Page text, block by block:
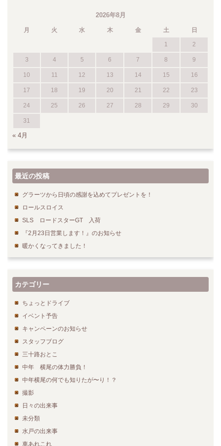
2026年8月
月 火 水 木 金 土 日
1 2
3 4 5 6 7 8 9
10 11 12 13 14 15 16
17 18 19 20 21 22 23
24 25 26 27 28 29 30
31
« 4月
最近の投稿
グラーツから日頃の感謝を込めてプレゼントを！
ロールスロイス
SLS ロードスターGT 入荷
『2月23日営業します！』のお知らせ
暖かくなってきました！
カテゴリー
ちょっとドライブ
イベント予告
キャンペーンのお知らせ
スタッフブログ
三十路おとこ
中年 横尾の体力勝負！
中年横尾の何でも知りたが〜り！？
撮影
日々の出来事
未分類
水戸の出来事
車あれこれ